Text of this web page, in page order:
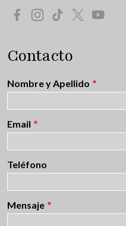
Redes Sociales
Contacto
Nombre y Apellido
Email
Teléfono
Mensaje